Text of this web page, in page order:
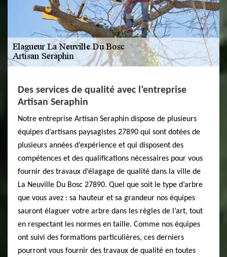
Des services de qualité avec l’entreprise
Artisan Seraphin
Notre entreprise Artisan Seraphin dispose de plusieurs
équipes d’artisans paysagistes 27890 qui sont dotées de
plusieurs années d’expérience et qui disposent des
compétences et des qualifications nécessaires pour vous
fournir des travaux d’élagage de qualité dans la ville de
La Neuville Du Bosc 27890. Quel que soit le type d’arbre
que vous avez : sa hauteur et sa grandeur nos équipes
sauront élaguer votre arbre dans les règles de l’art, tout
en respectant les normes en taille. Comme nos équipes
ont suivi des formations particulières, ces derniers
pourront vous fournir des travaux de qualité en toutes